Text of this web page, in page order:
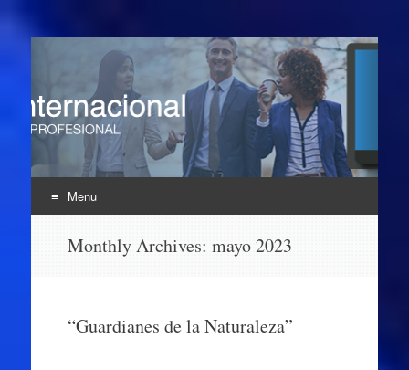
Enlace Profesional
UNINTER
Menu
Monthly Archives: mayo 2023
“Guardianes de la Naturaleza”